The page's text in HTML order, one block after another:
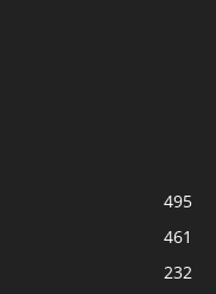
495
461
232